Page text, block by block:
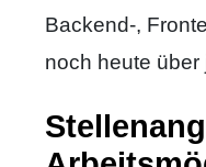
Backend-,
noch heute